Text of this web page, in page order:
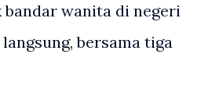
bandar wanita di negeri
bersama tiga